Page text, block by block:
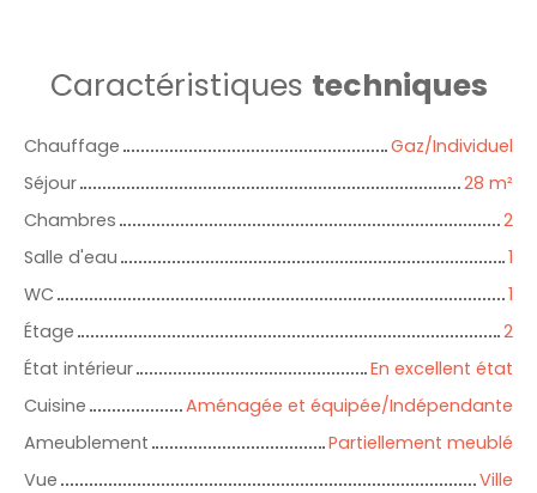
Caractéristiques techniques
Chauffage
Gaz/Individuel
Séjour
28 m²
Chambres
2
Salle d'eau
1
WC
1
Étage
2
État intérieur
En excellent état
Cuisine
Aménagée et équipée/Indépendante
Ameublement
Partiellement meublé
Vue
Ville